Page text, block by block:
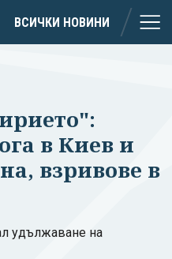
ВСИЧКИ НОВИНИ
в Киев и
взривове в
удължаване на